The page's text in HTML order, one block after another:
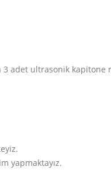
adet ultrasonik kapitone
yapmaktayız.